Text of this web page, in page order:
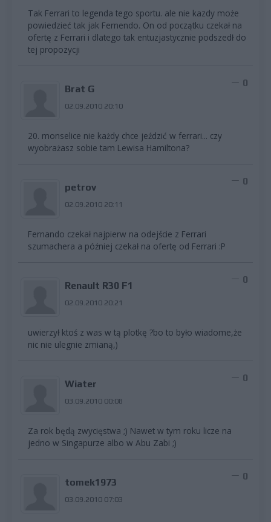
Tak Ferrari to legenda tego sportu. ale nie kazdy może
powiedzieć tak jak Fernendo. On od początku czekał na
ofertę z Ferrari i dlatego tak entuzjastycznie podszedł do
tej propozycji
Brat G
02.09.2010 20:10
0
20. monselice nie każdy chce jeździć w ferrari... czy
wyobrażasz sobie tam Lewisa Hamiltona?
petrov
02.09.2010 20:11
0
Fernando czekał najpierw na odejście z Ferrari
szumachera a później czekał na ofertę od Ferrari :P
Renault R30 F1
02.09.2010 20:21
0
uwierzył ktoś z was w tą plotkę ?bo to było wiadome,że
nic nie ulegnie zmianą,)
Wiater
03.09.2010 00:08
0
Za rok będą zwycięstwa ;) Nawet w tym roku licze na
jedno w Singapurze albo w Abu Zabi ;)
tomek1973
03.09.2010 07:03
0